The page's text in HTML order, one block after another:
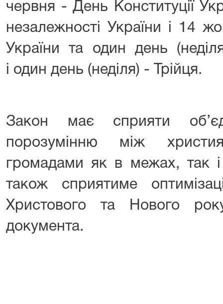
червня - День Конституції
незалежності України і 14
України та один день
і один день (неділя) - Трійця.
Закон має сприяти
порозумінню між
громадами як в межах, так
також сприятиме
Христового та Нового
документа.